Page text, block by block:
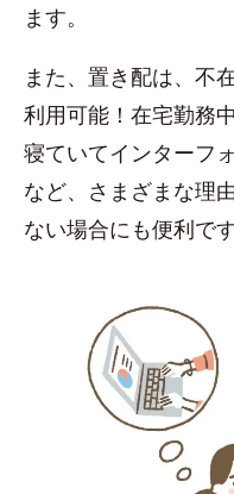
ます。
また、置き配は、不
利用可能！在宅勤務
寝ていてインターフ
など、さまざまな理
ない場合にも便利です